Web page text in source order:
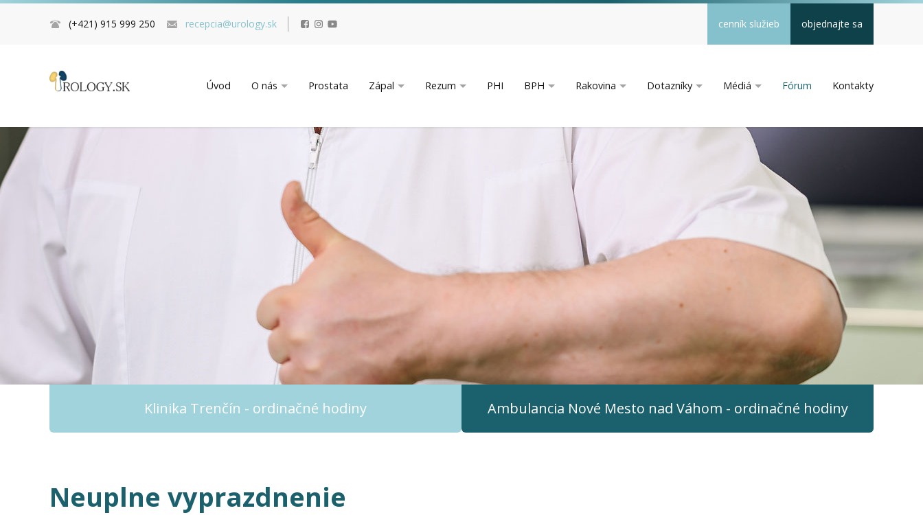
(+421) 915 999 250 recepcia@urology.sk cenník služieb objednajte sa
Úvod O nás Prostata Zápal Rezum PHI BPH Rakovina Dotazníky Médiá Fórum Kontakty
Klinika Trenčín - ordinačné hodiny Ambulancia Nové Mesto nad Váhom - ordinačné hodiny
Neuplne vyprazdnenie